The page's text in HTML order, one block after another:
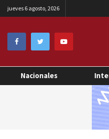
jueves 6 agosto, 2026
Nacionales